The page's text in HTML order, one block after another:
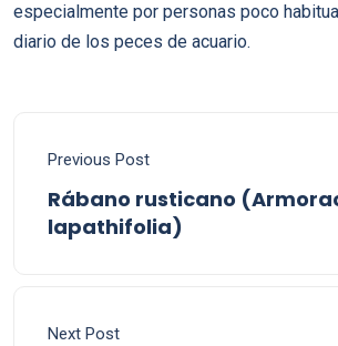
especialmente por personas poco
diario de los peces de acuario.
Previous Post
Rábano rusticano
lapathifolia)
Next Post